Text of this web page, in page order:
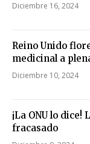
Diciembre 16, 2024
Reino Unido
medicinal a
Diciembre 10, 2024
¡La ONU lo
fracasado